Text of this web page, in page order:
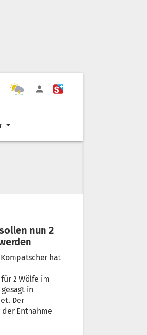
| |
hat
2 Wölfe im
in
Der
Entnahme